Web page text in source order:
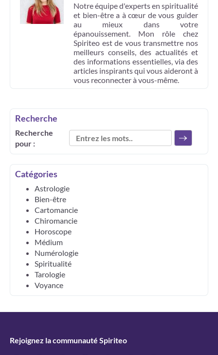
Notre équipe d'experts en spiritualité
et bien-être a à cœur de vous guider
au mieux dans votre
épanouissement. Mon rôle chez
Spiriteo est de vous transmettre nos
meilleurs conseils, des actualités et
des informations essentielles, via des
articles inspirants qui vous aideront à
vous reconnecter à vous-même.
Recherche
Recherche
pour :
Catégories
Astrologie
Bien-être
Cartomancie
Chiromancie
Horoscope
Médium
Numérologie
Spiritualité
Tarologie
Voyance
Rejoignez la communauté Spiriteo